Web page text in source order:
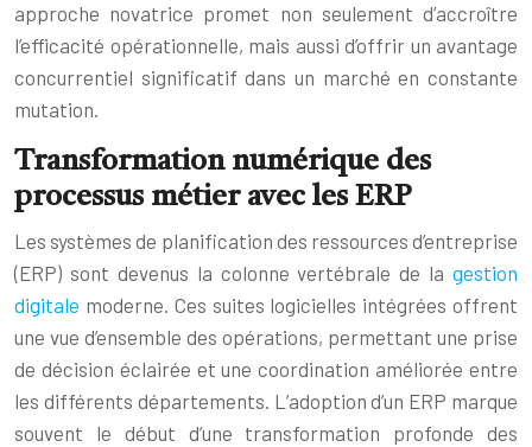
approche novatrice promet non seulement d’accroître
l’efficacité opérationnelle, mais aussi d’offrir un avantage
concurrentiel significatif dans un marché en constante
mutation.
Transformation numérique des
processus métier avec les ERP
Les systèmes de planification des ressources d’entreprise
(ERP) sont devenus la colonne vertébrale de la gestion
digitale moderne. Ces suites logicielles intégrées offrent
une vue d’ensemble des opérations, permettant une prise
de décision éclairée et une coordination améliorée entre
les différents départements. L’adoption d’un ERP marque
souvent le début d’une transformation profonde des